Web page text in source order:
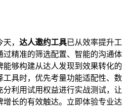
， 达人邀约工具已从效率提升工
精准的筛选配置、智能的沟通体
够构建从达人发现到效果转化的
具时，优先考量功能适配性、数
利用试用权益进行实战测试，让
长的有效触达。立即体验专业达